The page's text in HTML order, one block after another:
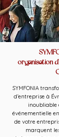
organisation
SYMFONIA
d’entreprise à
inoubliable
événementielle
de votre
marquent